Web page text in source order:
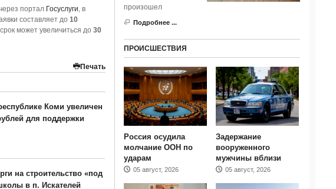
портал Госуслуги, в
составляет до 10
может увеличиться до 30
Печать
Коми увеличен
для поддержки
на строительство «под
в п. Искателей
произошел
Подробнее ...
ПРОИСШЕСТВИЯ
Россия осудила
молчание ООН по
ударам
05 август, 2026
Задержание
вооруженного
мужчины вблизи
05 август, 2026